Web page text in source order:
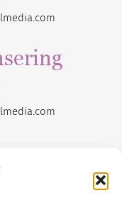
.com